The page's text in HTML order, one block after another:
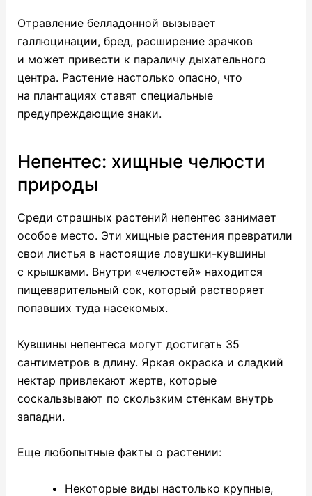
Отравление белладонной вызывает
галлюцинации, бред, расширение зрачков
и может привести к параличу дыхательного
центра. Растение настолько опасно, что
на плантациях ставят специальные
предупреждающие знаки.
Непентес: хищные челюсти
природы
Среди страшных растений непентес занимает
особое место. Эти хищные растения превратили
свои листья в настоящие ловушки-кувшины
с крышками. Внутри «челюстей» находится
пищеварительный сок, который растворяет
попавших туда насекомых.
Кувшины непентеса могут достигать 35
сантиметров в длину. Яркая окраска и сладкий
нектар привлекают жертв, которые
соскальзывают по скользким стенкам внутрь
западни.
Еще любопытные факты о растении:
Некоторые виды настолько крупные,